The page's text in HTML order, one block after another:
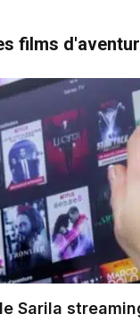
films
Sarila